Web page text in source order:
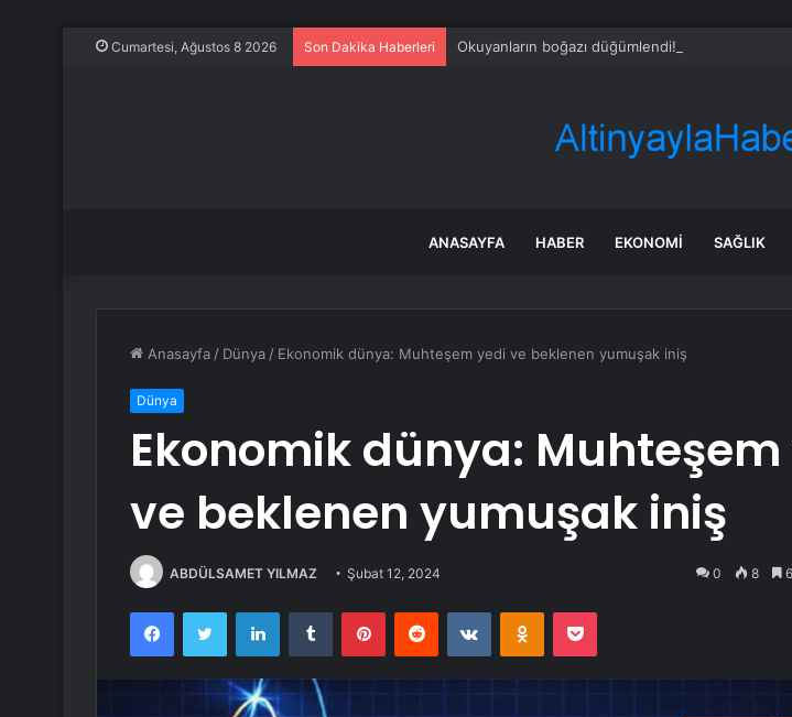
Cumartesi, Ağustos 8 2026 Son Dakika Haberleri Okuyanların boğazı düğümlendi! Eren
ANASAYFA HABER EKONOMI SAĞLIK
Anasayfa / Dünya / Ekonomik dünya: Muhteşem yedi ve beklenen yumuşak iniş
Dünya
Ekonomik dünya:
ve beklenen yumuşak iniş
ABDÜLSAMET YILMAZ Şubat 12, 2024 0 8
FacebookTwitter LinkedInTumblr PinterestReddit VKontakteOdnoklassniki
Pocket